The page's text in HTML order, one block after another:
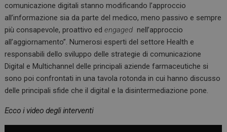
comunicazione digitali stanno modificando l’approccio
all’informazione sia da parte del medico, meno passivo e sempre
più consapevole, proattivo edengaged nell’approccio
all’aggiornamento”. Numerosi esperti del settore Health e
responsabili dello sviluppo delle strategie di comunicazione
Digital e Multichannel delle principali aziende farmaceutiche si
sono poi confrontati in una tavola rotonda in cui hanno discusso
delle principali sfide che il digital e la disintermediazione pone.
Ecco i video degli interventi